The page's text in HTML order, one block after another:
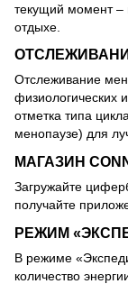
текущий момент –
отдыхе.
Отслеживание
физиологических
отметка типа
менопаузе) для
МАГАЗИН
Загружайте
получайте
РЕЖИМ
В режиме
количество